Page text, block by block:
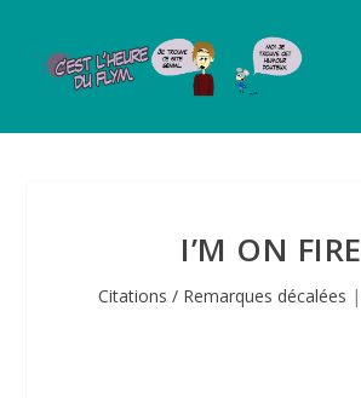
I’M ON FIRE
Citations / Remarques décalées |